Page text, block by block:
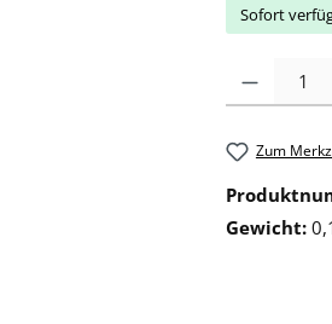
Sofort
Zum
Gewicht: